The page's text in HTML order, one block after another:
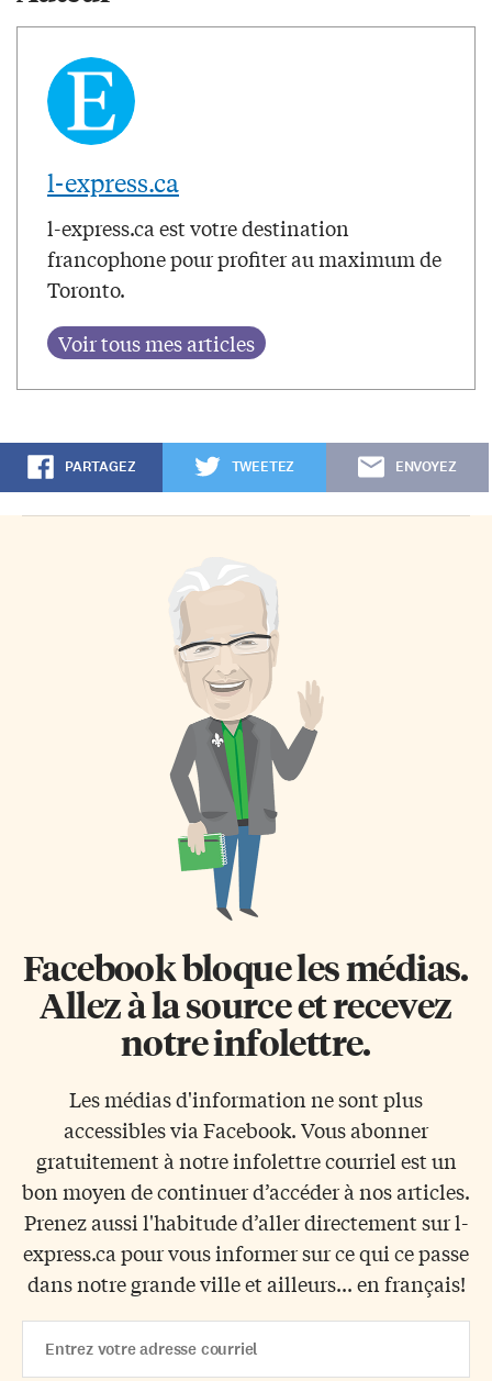
l-express.ca
l-express.ca est votre destination
francophone pour profiter au maximum de
Toronto.
PARTAGEZ TWEETEZ ENVOYEZ
Facebook bloque les médias.
Allez à la source et recevez
notre infolettre.
Les médias d'information ne sont plus
accessibles via Facebook. Vous abonner
gratuitement à notre infolettre courriel est un
bon moyen de continuer d’accéder à nos articles.
Prenez aussi l'habitude d’aller directement sur l-
express.ca pour vous informer sur ce qui ce passe
dans notre grande ville et ailleurs... en français!
Address